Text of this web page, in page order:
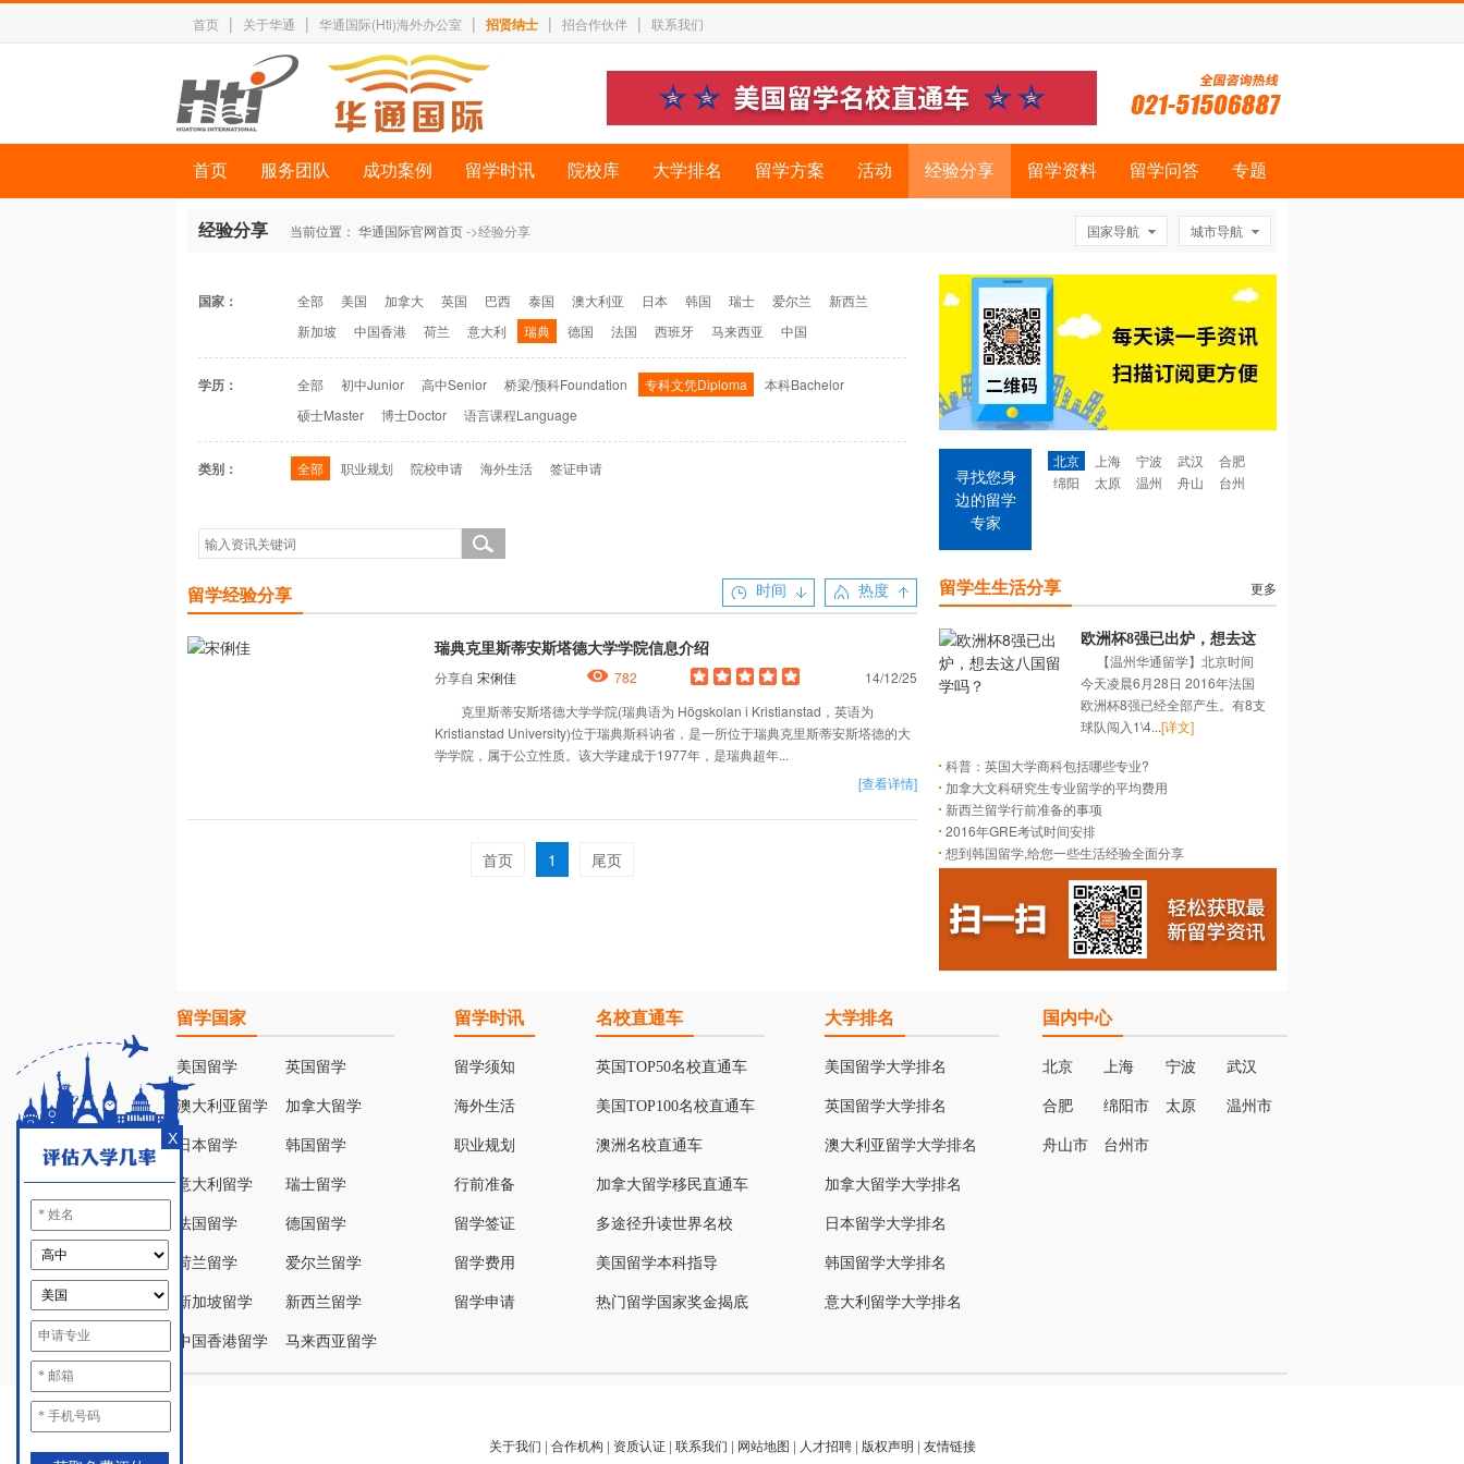
首页 | 关于华通 | 华通国际(Hti)海外办公室 | 招贤纳士 | 招合作伙伴 | 联系我们
首页 服务团队 成功案例 留学时讯 院校库 大学排名 留学方案 活动 经验分享 留学资料 留学问答 专题
经验分享 国家导航 城市导航
当前位置： 华通国际官网首页->经验分享
国家： 全部 美国 加拿大 英国 巴西 泰国 澳大利亚 日本 韩国 瑞士 爱尔兰
新西兰
新加坡
中国香港 荷兰 意大利 瑞典 德国 法国 西班牙 马来西亚 中国
学历： 全部 初中Junior 高中Senior 桥梁/预科Foundation 专科文凭Diploma
本科Bachelor
硕士Master
博士Doctor 语言课程Language
类别： 全部 职业规划 院校申请 海外生活 签证申请
留学经验分享 时间 热度
瑞典克里斯蒂安斯塔德大学学院信息介绍
分享自 宋俐佳 782
14/12/25
克里斯蒂安斯塔德大学学院(瑞典语为 Högskolan i Kristianstad，英语为
Kristianstad University)位于瑞典斯科讷省，是一所位于瑞典克里斯蒂安斯塔德的大
学学院，属于公立性质。该大学建成于1977年，是瑞典超年...
[查看详情]
首页 1 尾页
寻找您身
边的留学
专家
北京 上海 宁波 武汉
合肥
绵阳
太原 温州 舟山 台州
留学生生活分享 更多
欧洲杯8强已出炉，想去这
八国留学吗？
【温州华通留学】北京时间
今天凌晨6月28日 2016年法国
欧洲杯8强已经全部产生。有8支
球队闯入1\4...[详文]
科普：英国大学商科包括哪些专业?
加拿大文科研究生专业留学的平均费用
新西兰留学行前准备的事项
2016年GRE考试时间安排
想到韩国留学,给您一些生活经验全面分享
X
留学国家
美国留学 英国留学
澳大利亚留学 加拿大留学
日本留学 韩国留学
意大利留学 瑞士留学
法国留学 德国留学
荷兰留学 爱尔兰留学
新加坡留学 新西兰留学
中国香港留学 马来西亚留学
留学时讯
留学须知
海外生活
职业规划
行前准备
留学签证
留学费用
留学申请
名校直通车
英国TOP50名校直通车
美国TOP100名校直通车
澳洲名校直通车
加拿大留学移民直通车
多途径升读世界名校
美国留学本科指导
热门留学国家奖金揭底
大学排名
美国留学大学排名
英国留学大学排名
澳大利亚留学大学排名
加拿大留学大学排名
日本留学大学排名
韩国留学大学排名
意大利留学大学排名
国内中心
北京 上海 宁波 武汉
合肥 绵阳市 太原 温州市
舟山市 台州市
关于我们 | 合作机构 | 资质认证| 联系我们 | 网站地图 | 人才招聘| 版权声明 | 友情链接